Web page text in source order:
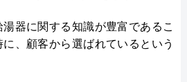
器に関する知識が豊富であるこ
、顧客から選ばれているという